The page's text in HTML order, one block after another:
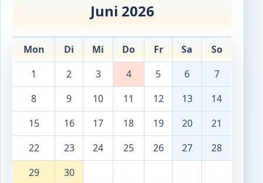
Juni 2026
Mon Di Mi Do Fr Sa
So
1
2 3 4 5 6
7
8
9 10 11 12 13
14
15
16 17 18 19 20
21
22
23 24 25 26 27
28
29
30